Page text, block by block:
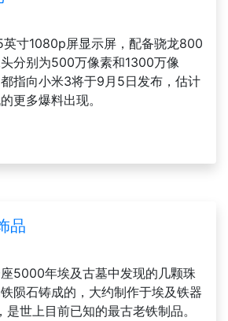
寸1080p屏显示屏，配备骁龙800
分别为500万像素和1300万像
指向小米3将于9月5日发布，估计
更多爆料出现。
品
5000年埃及古墓中发现的几颗珠
陨石铸成的，大约制作于埃及铁器
世上目前已知的最古老铁制品。